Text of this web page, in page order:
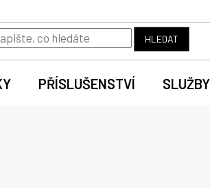
HLEDAT
PŘÍSLUŠENSTVÍ SLUŽBY